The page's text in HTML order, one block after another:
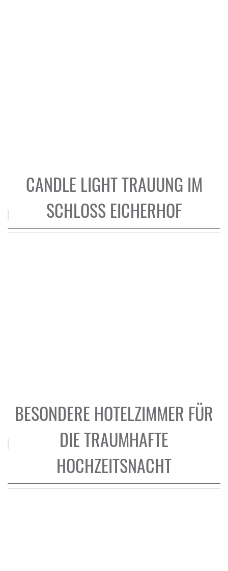
CANDLE LIGHT TRAUUNG IM
SCHLOSS EICHERHOF
BESONDERE HOTELZIMMER FÜR
DIE TRAUMHAFTE
HOCHZEITSNACHT